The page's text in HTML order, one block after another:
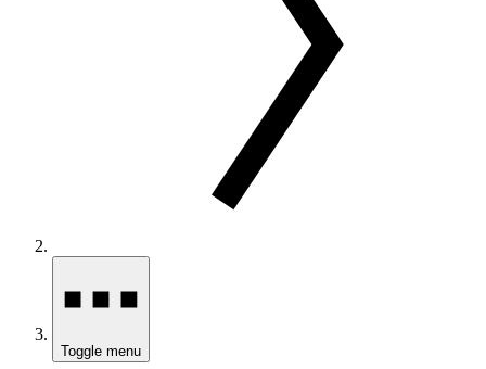
Toggle menu